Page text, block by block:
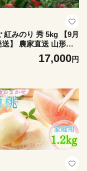
紅みのり 秀 5kg 【9月
送】 農家直送 山形県
産 山形県産 果物 フル
ンゴ 林檎 夏 秋 産地
17,000円